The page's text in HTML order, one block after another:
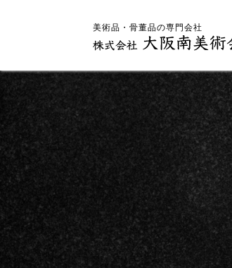
美術品・骨董品の専門会社